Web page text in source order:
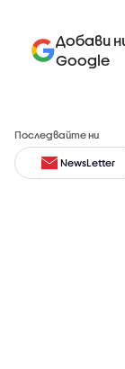
Добави
Google
Последвайте ни
NewsLetter